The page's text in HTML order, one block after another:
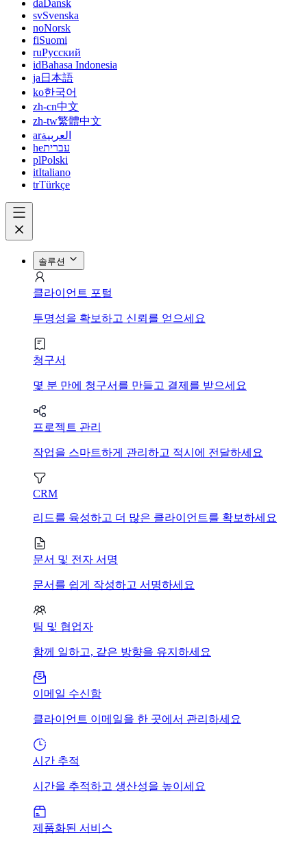
da Dansk
svSvenska
noNorsk
fiSuomi
ruРусский
idBahasa Indonesia
ja 日本語
ko한국어
zh-cn中文
zh-tw繁體中文
arالعربية
heעברית
plPolski
itItaliano
trTürkçe
솔루션
클라이언트 포털
투명성을 확보하고 신뢰를 얻으세요
청구서
몇 분 만에 청구서를 만들고 결제를 받으세요
프로젝트 관리
작업을 스마트하게 관리하고 적시에 전달하세요
CRM
리드를 육성하고 더 많은 클라이언트를 확보하세요
문서 및 전자 서명
문서를 쉽게 작성하고 서명하세요
팀 및 협업자
함께 일하고, 같은 방향을 유지하세요
이메일 수신함
클라이언트 이메일을 한 곳에서 관리하세요
시간 추적
시간을 추적하고 생산성을 높이세요
제품화된 서비스